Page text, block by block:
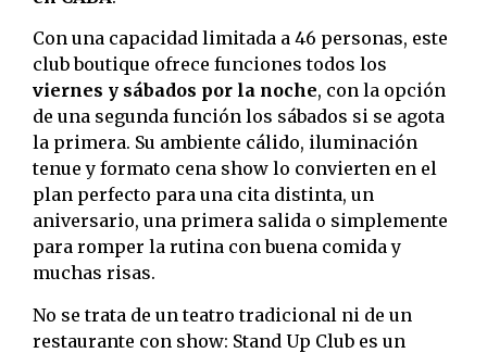
Con una capacidad limitada a 46 personas, este
club boutique ofrece funciones todos los
viernes y sábados por la noche, con la opción
de una segunda función los sábados si se agota
la primera. Su ambiente cálido, iluminación
tenue y formato cena show lo convierten en el
plan perfecto para una cita distinta, un
aniversario, una primera salida o simplemente
para romper la rutina con buena comida y
muchas risas.
No se trata de un teatro tradicional ni de un
restaurante con show: Stand Up Club es un